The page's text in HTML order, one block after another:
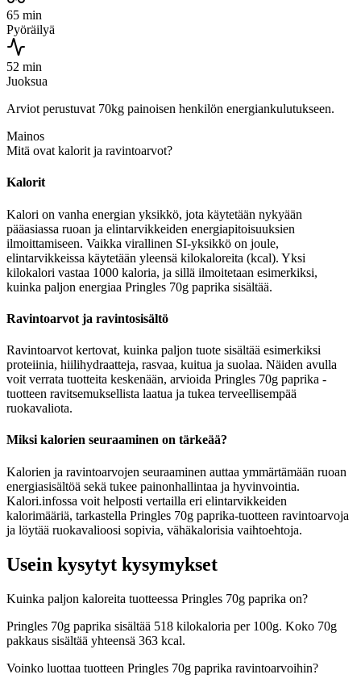
65 min
Pyöräilyä
52 min
Juoksua
Arviot perustuvat 70kg painoisen henkilön energiankulutukseen.
Mainos
Mitä ovat kalorit ja ravintoarvot?
Kalorit
Kalori on vanha energian yksikkö, jota käytetään nykyään
pääasiassa ruoan ja elintarvikkeiden energiapitoisuuksien
ilmoittamiseen. Vaikka virallinen SI-yksikkö on joule,
elintarvikkeissa käytetään yleensä kilokaloreita (kcal). Yksi
kilokalori vastaa 1000 kaloria, ja sillä ilmoitetaan esimerkiksi,
kuinka paljon energiaa Pringles 70g paprika sisältää.
Ravintoarvot ja ravintosisältö
Ravintoarvot kertovat, kuinka paljon tuote sisältää esimerkiksi
proteiinia, hiilihydraatteja, rasvaa, kuitua ja suolaa. Näiden avulla
voit verrata tuotteita keskenään, arvioida Pringles 70g paprika -
tuotteen ravitsemuksellista laatua ja tukea terveellisempää
ruokavaliota.
Miksi kalorien seuraaminen on tärkeää?
Kalorien ja ravintoarvojen seuraaminen auttaa ymmärtämään ruoan
energiasisältöä sekä tukee painonhallintaa ja hyvinvointia.
Kalori.infossa voit helposti vertailla eri elintarvikkeiden
kalorimääriä, tarkastella Pringles 70g paprika-tuotteen ravintoarvoja
ja löytää ruokavalioosi sopivia, vähäkalorisia vaihtoehtoja.
Usein kysytyt kysymykset
Kuinka paljon kaloreita tuotteessa Pringles 70g paprika on?
Pringles 70g paprika sisältää 518 kilokaloria per 100g. Koko 70g
pakkaus sisältää yhteensä 363 kcal.
Voinko luottaa tuotteen Pringles 70g paprika ravintoarvoihin?